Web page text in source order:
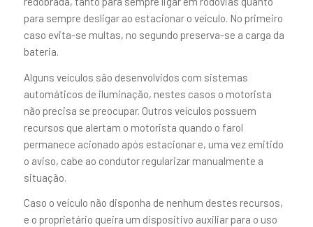
para sempre desligar ao estacionar o veículo. No primeiro
caso evita-se multas, no segundo preserva-se a carga da
bateria.
Alguns veículos são desenvolvidos com sistemas
automáticos de iluminação, nestes casos o motorista
não precisa se preocupar. Outros veículos possuem
recursos que alertam o motorista quando o farol
permanece acionado após estacionar e, uma vez emitido
o aviso, cabe ao condutor regularizar manualmente a
situação.
Caso o veículo não disponha de nenhum destes recursos,
e o proprietário queira um dispositivo auxiliar para o uso